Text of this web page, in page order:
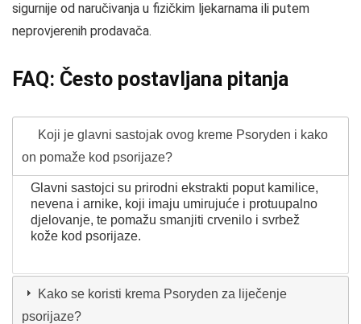
sigurnije od naručivanja u fizičkim ljekarnama ili putem
neprovjerenih prodavača.
FAQ: Često postavljana pitanja
Koji je glavni sastojak ovog kreme Psoryden i kako
on pomaže kod psorijaze?
Glavni sastojci su prirodni ekstrakti poput kamilice,
nevena i arnike, koji imaju umirujuće i protuupalno
djelovanje, te pomažu smanjiti crvenilo i svrbež
kože kod psorijaze.
Kako se koristi krema Psoryden za liječenje
psorijaze?